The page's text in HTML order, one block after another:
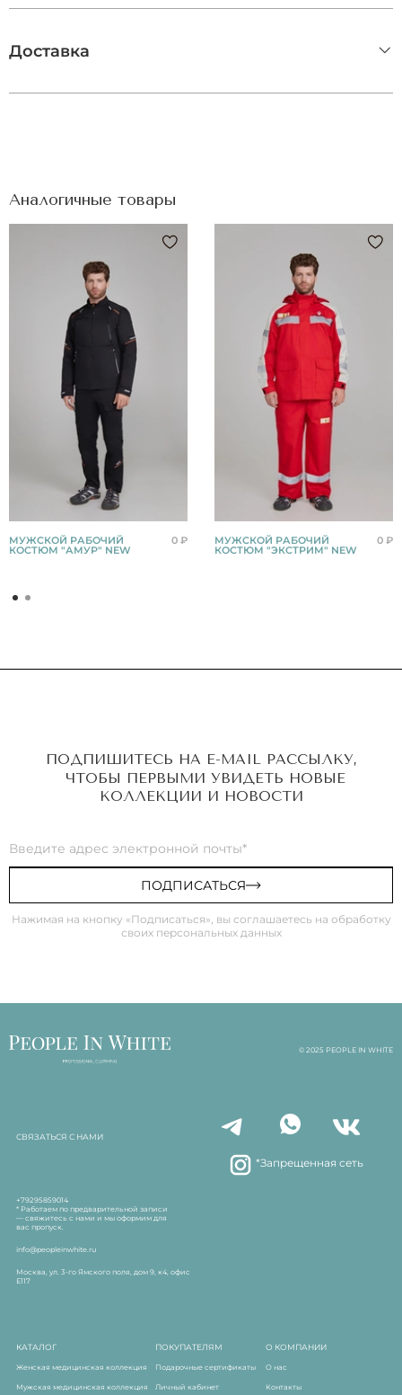
Доставка
Аналогичные товары
МУЖСКОЙ РАБОЧИЙ
КОСТЮМ "АМУР" NEW
0 ₽ МУЖСКОЙ РАБОЧИЙ
КОСТЮМ "ЭКСТРИМ" NEW
0 ₽
ПОДПИШИТЕСЬ НА E-MAIL РАССЫЛКУ,
ЧТОБЫ ПЕРВЫМИ УВИДЕТЬ НОВЫЕ
КОЛЛЕКЦИИ И НОВОСТИ
ПОДПИСАТЬСЯ
Нажимая на кнопку «Подписаться», вы соглашаетесь на обработку
своих персональных данных
КАТАЛОГ
Женская медицинская коллекция
Мужская медицинская коллекция
ПОКУПАТЕЛЯМ
Подарочные сертификаты
Личный кабинет
О КОМПАНИИ
О нас
Контакты
© 2025 PEOPLE IN WHITE
СВЯЗАТЬСЯ С НАМИ
+79295859014
* Работаем по предварительной записи
— свяжитесь с нами и мы оформим для
вас пропуск.
info@peopleinwhite.ru
Москва, ул. 3-го Ямского поля, дом 9, к4, офис
Е117
*Запрещенная сеть